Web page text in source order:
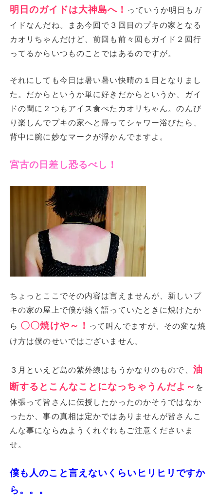
明日のガイドは大神島へ！ っていうか明日もガ
イドなんだね。まあ今回で３回目のプキの家となる
カオリちゃんだけど、前回も前々回もガイド２回行
ってるからいつものことではあるのですが。
それにしても今日は暑い暑い快晴の１日となりまし
た。だからというか単に好きだからというか、ガイ
ドの間に２つもアイス食べたカオリちゃん。のんび
り楽しんでプキの家へと帰ってシャワー浴びたら、
背中に腕に妙なマークが浮かんでますよ。
宮古の日差し恐るべし！
ちょっとここでその内容は言えませんが、新しいプ
キの家の屋上で僕が熱く語っていたときに焼けたか
ら 〇〇焼けや～！ って叫んでますが、その変な焼
け方は僕のせいではございません。
３月といえど島の紫外線はもうかなりのもので、 油
断するとこんなことになっちゃうんだよ～ を
体張って皆さんに伝授したかったのかそうではなか
ったか、事の真相は定かではありませんが皆さんこ
んな事にならぬようくれぐれもご注意くださいま
せ。
僕も人のこと言えないくらいヒリヒリですか
ら。。。